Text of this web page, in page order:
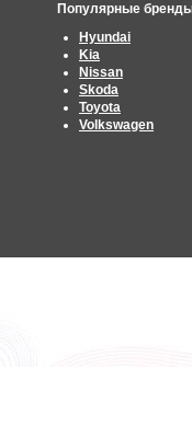
Популярные
Hyundai
Kia
Nissan
Skoda
Toyota
Volkswagen